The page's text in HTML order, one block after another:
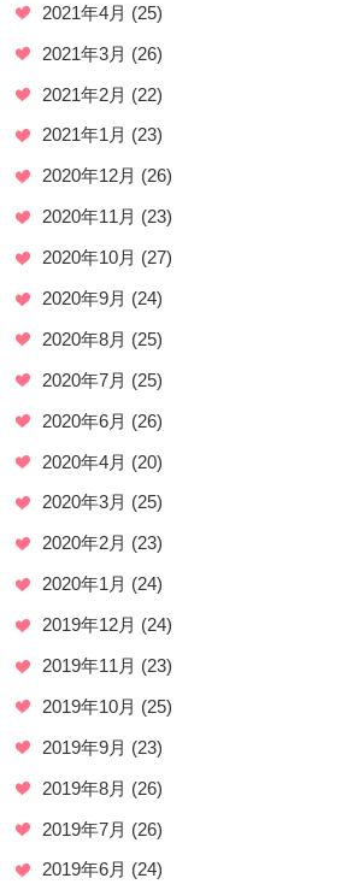
2021年4月 (25)
2021年3月 (26)
2021年2月 (22)
2021年1月 (23)
2020年12月 (26)
2020年11月 (23)
2020年10月 (27)
2020年9月 (24)
2020年8月 (25)
2020年7月 (25)
2020年6月 (26)
2020年4月 (20)
2020年3月 (25)
2020年2月 (23)
2020年1月 (24)
2019年12月 (24)
2019年11月 (23)
2019年10月 (25)
2019年9月 (23)
2019年8月 (26)
2019年7月 (26)
2019年6月 (24)